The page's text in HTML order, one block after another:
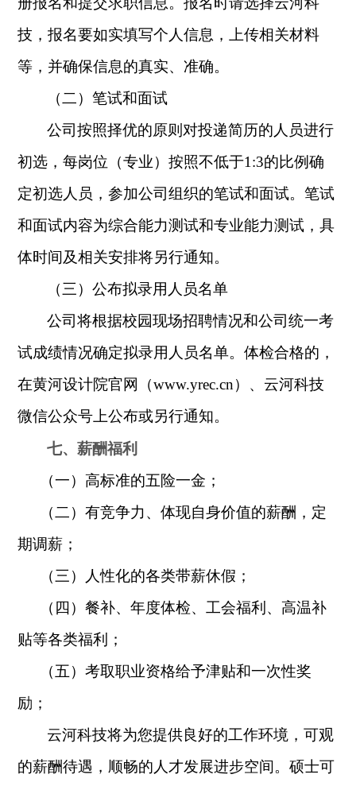
技，报名要如实填写个人信息，上传相关材料
等，并确保信息的真实、准确。
（二）笔试和面试
公司按照择优的原则对投递简历的人员进行
初选，每岗位（专业）按照不低于1:3的比例确
定初选人员，参加公司组织的笔试和面试。笔试
和面试内容为综合能力测试和专业能力测试，具
体时间及相关安排将另行通知。
（三）公布拟录用人员名单
公司将根据校园现场招聘情况和公司统一考
试成绩情况确定拟录用人员名单。体检合格的，
在黄河设计院官网（www.yrec.cn）、云河科技
微信公众号上公布或另行通知。
七、薪酬福利
（一）高标准的五险一金；
（二）有竞争力、体现自身价值的薪酬，定
期调薪；
（三）
人性化的各类带薪休假；
（四）餐补、年度体检、工会福利、高温补
贴等各类福利；
（五）考取职业资格给予津贴和一次性奖
励；
云河科技将为您提供良好的工作环境，可观
的薪酬待遇，顺畅的人才发展进步空间。硕士可